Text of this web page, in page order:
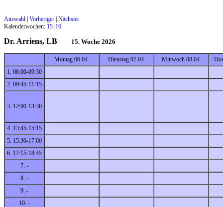
Auswahl Vorheriger Nächster
Kalenderwochen: 15 16
Dr. Arriens, LB 15. Woche 2026
Montag 06.04. Dienstag 07.04. Mittwoch 08.04.
1. 08:00-09:30
2. 09:45-11:15
3. 12:00-13:30
4. 13:45-15:15
5. 15:30-17:00
6. 17:15-18:45
7. -
8. -
9. -
10. -